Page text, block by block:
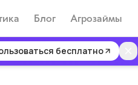
бесплатно
Блог Агрозаймы